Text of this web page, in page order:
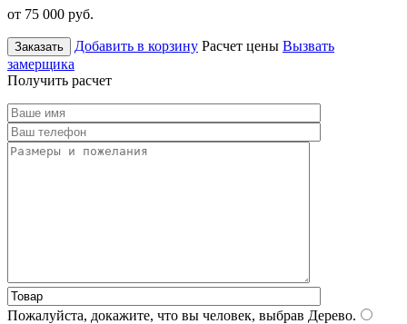
от 75 000 руб.
Заказать Добавить в корзину Расчет цены Вызвать
замерщика
Получить расчет
Пожалуйста, докажите, что вы человек, выбрав Дерево.